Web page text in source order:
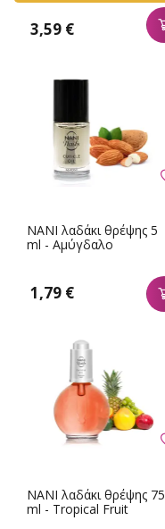
3,59 €
NANI λαδάκι θρέψης 5
ml - Αμύγδαλο
1,79 €
NANI λαδάκι θρέψης 75
ml - Tropical Fruit